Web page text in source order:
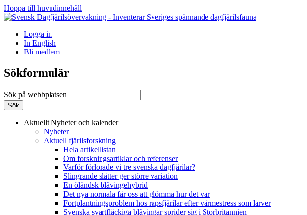
Hoppa till huvudinnehåll
Logga in
In English
Bli medlem
Sökformulär
Sök på webbplatsen
Aktuellt Nyheter och kalender
Nyheter
Aktuell fjärilsforskning
Hela artikellistan
Om forskningsartiklar och referenser
Varför förlorade vi tre svenska dagfjärilar?
Slingrande slåtter ger större variation
En öländsk blåvingehybrid
Det nya normala får oss att glömma hur det var
Fortplantningsproblem hos rapsfjärilar efter värmestress som larver
Svenska svartfläckiga blåvingar sprider sig i Storbritannien